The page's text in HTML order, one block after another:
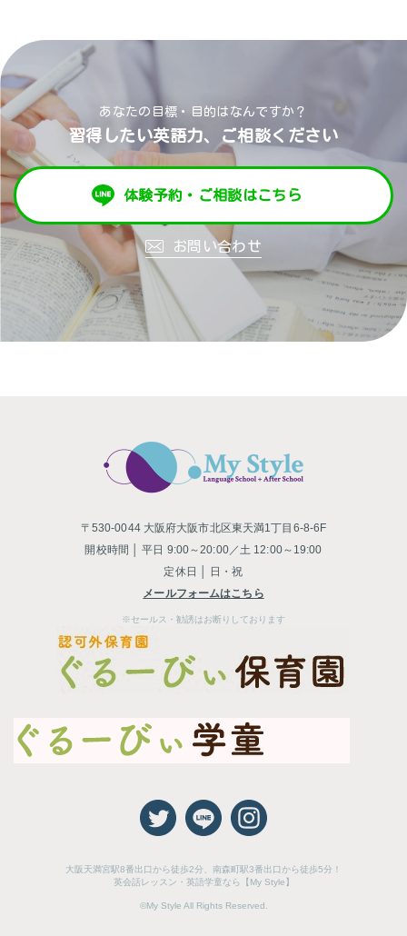
あなたの目標・目的はなんですか？
習得したい英語力、ご相談ください
体験予約・ご相談はこちら
お問い合わせ
〒530-0044 大阪府大阪市北区東天満1丁目6-8-6F
開校時間 │ 平日 9:00～20:00／土 12:00～19:00
定休日 │ 日・祝
メールフォームはこちら
※セールス・勧誘はお断りしております
大阪天満宮駅8番出口から徒歩2分、南森町駅3番出口から徒歩5分！
英会話レッスン・英語学童なら【My Style】
©My Style All Rights Reserved.